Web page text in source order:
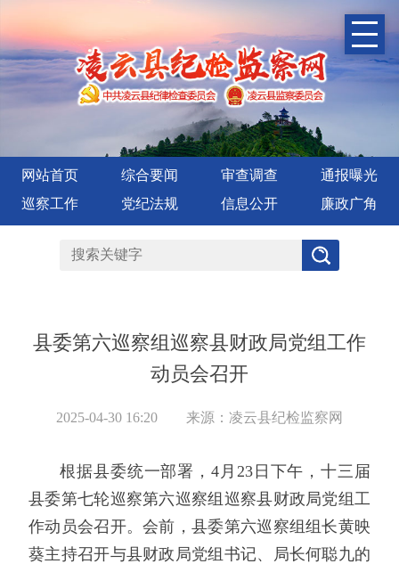
网站首页 综合要闻 审查调查
通报曝光
巡察工作
党纪法规 信息公开 廉政广角
县委第六巡察组巡察县财政局党组工作
动员会召开
2025-04-30 16:20 来源：凌云县纪检监察网
根据县委统一部署，4月23日下午，十三届
县委第七轮巡察第六巡察组巡察县财政局党组工
作动员会召开。会前，县委第六巡察组组长黄映
葵主持召开与县财政局党组书记、局长何聪九的